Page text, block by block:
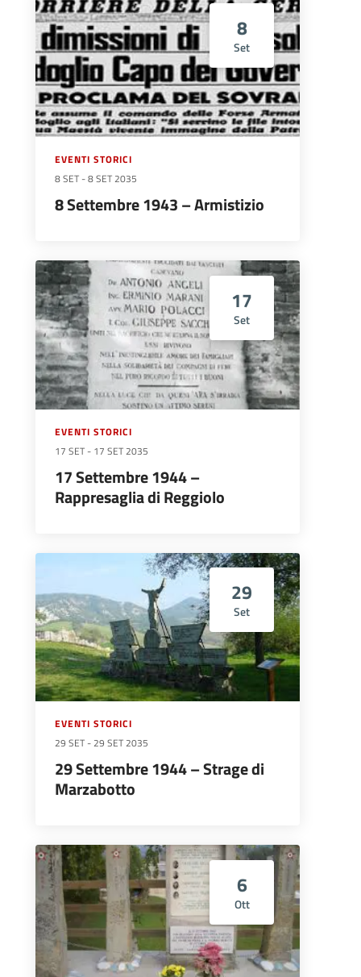
8
Set
EVENTI STORICI
8 SET -8 SET 2035
8 Settembre 1943 – Armistizio
17
Set
EVENTI STORICI
17 SET - 17 SET 2035
17 Settembre 1944 –
Rappresaglia di Reggiolo
29
Set
EVENTI STORICI
29 SET -29 SET 2035
29 Settembre 1944 – Strage di
Marzabotto
6
Ott